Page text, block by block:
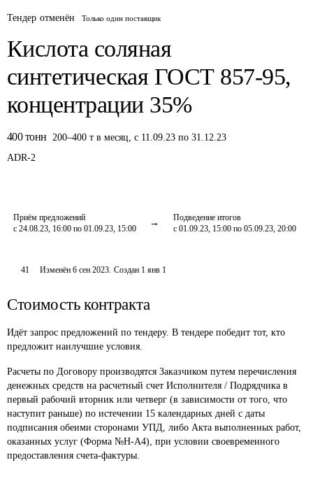
Тендер отменён Только один поставщик
Кислота соляная
синтетическая ГОСТ 857-95,
концентрации 35%
400 тонн 200–400 т в месяц, с 11.09.23 по 31.12.23
ADR-2
Приём предложений
с 24.08.23, 16:00 по 01.09.23, 15:00
Подведение итогов
с 01.09.23, 15:00 по 05.09.23, 20:00
41 Изменён6 сен 2023. Создан 1 янв 1
Стоимость контракта
Идёт запрос предложений по тендеру. В тендере победит тот, кто
предложит наилучшие условия.
Расчеты по Договору производятся Заказчиком путем перечисления
денежных средств на расчетный счет Исполнителя / Подрядчика в
первый рабочий вторник или четверг (в зависимости от того, что
наступит раньше) по истечении 15 календарных дней с даты
подписания обеими сторонами УПД, либо Акта выполненных работ,
оказанных услуг (Форма №Н-А4), при условии своевременного
предоставления счета-фактуры.